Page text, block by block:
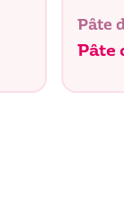
Pâte
Pâte